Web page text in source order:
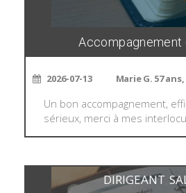
2026-07-13 Marie G. 57
Un bon accompagnement,
sérieux, merci à mes
DIRIGEANT ,